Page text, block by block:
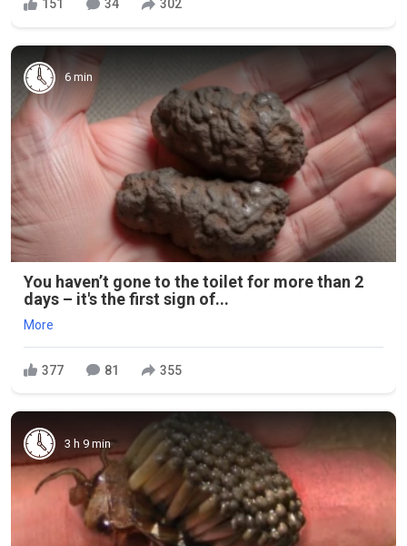
151 34 302
6 min
You haven’t gone to the toilet for more than 2
days – it's the first sign of...
More
377 81 355
3 h 9 min